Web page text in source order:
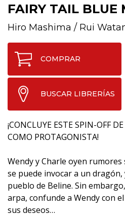
FAIRY TAIL BLUE
Hiro Mashima / Rui
COMPRAR
BUSCAR LIBRERÍAS
¡CONCLUYE ESTE SPIN-OFF
COMO PROTAGONISTA!
Wendy y Charle oyen
se puede invocar a un
pueblo de Beline. Sin
arpa, confunde a Wendy con
sus deseos…